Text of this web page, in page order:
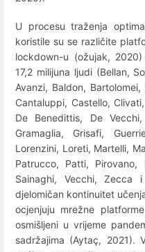
U procesu traženja
koristile su se različite
lockdown-u (ožujak, 2020)
17,2 milijuna ljudi (Bellan,
Avanzi, Baldon,
Cantaluppi, Castello,
De Benedittis, De
Gramaglia, Grisafi,
Lorenzini, Loreti, Martelli,
Patrucco, Patti, Pirovano,
Sainaghi, Vecchi, Zecca
djelomičan kontinuitet
ocjenjuju mrežne
osmišljeni u vrijeme
sadržajima (Aytaç, 2021).